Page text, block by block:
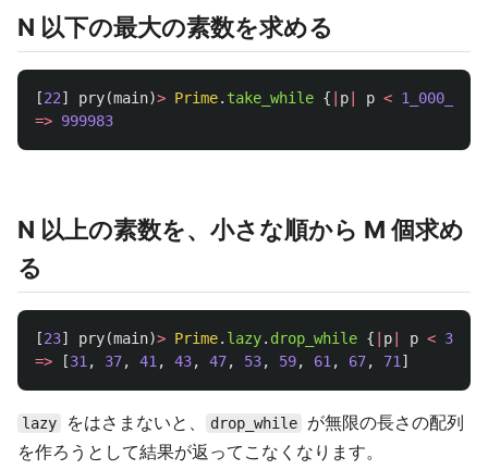
N 以下の最大の素数を求める
[22] pry(main)> Prime. take_while { p p < 1_000_000
=> 999983
N 以上の素数を、小さな順から M 個求め
る
[23] pry(main)> Prime. lazy. drop_while { p p < 30
=>
[31 , 37, 41 , 43, 47, 53, 59, 61 , 67, 71 ]
lazy をはさまないと、 drop_while
が無限の長さの配列
を作ろうとして結果が返ってこなくなります。